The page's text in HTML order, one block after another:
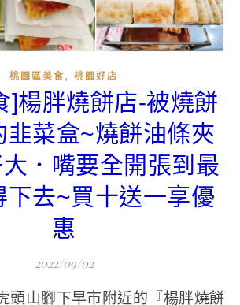
桃園區美食 , 桃園好店
]楊胖燒餅店-被燒餅
韭菜盒~燒餅油條夾
．嘴要全開張到最
下去~買十送一享優
惠
2022/09/02